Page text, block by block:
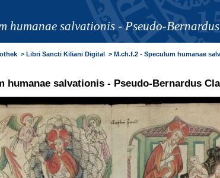
humanae salvationis - Pseudo-
humanae salvationis - Pseudo-Bernardus
> Libri Sancti Kiliani Digital > M.ch.f.2 - Speculum humanae